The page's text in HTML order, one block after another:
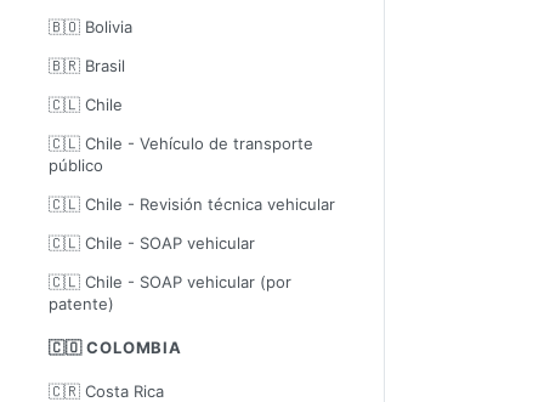
🇧🇴 Bolivia
🇧🇷 Brasil
🇨🇱 Chile
🇨🇱 Chile - Vehículo de transporte
público
🇨🇱 Chile - Revisión técnica vehicular
🇨🇱 Chile - SOAP vehicular
🇨🇱 Chile - SOAP vehicular (por
patente)
🇨🇴 COLOMBIA
🇨🇷 Costa Rica